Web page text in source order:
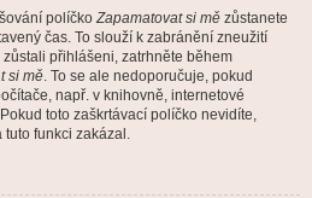
políčkoZapamatovat si mě zůstanete
čas. To slouží k zabránění zneužití
přihlášeni, zatrhněte během
si mě. To se ale nedoporučuje, pokud
např. v knihovně, internetové
toto zaškrtávací políčko nevidíte,
tuto funkci zakázal.